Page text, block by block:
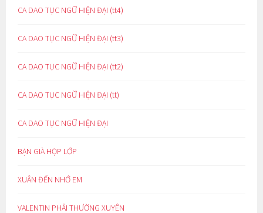
CA DAO TỤC NGỮ HIỆN ĐẠI (tt4)
CA DAO TỤC NGỮ HIỆN ĐẠI (tt3)
CA DAO TỤC NGỮ HIỆN ĐẠI (tt2)
CA DAO TỤC NGỮ HIỆN ĐẠI (tt)
CA DAO TỤC NGỮ HIỆN ĐẠI
BẠN GIÀ HỌP LỚP
XUÂN ĐẾN NHỚ EM
VALENTIN PHẢI THƯỜNG XUYÊN